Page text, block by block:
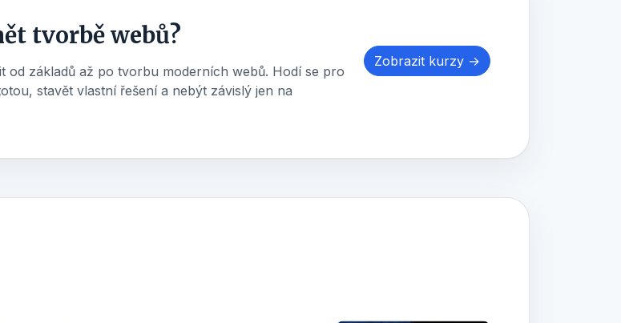
tvorbě webů?
od základů až po tvorbu moderních webů. Hodí se pro
stavět vlastní řešení a nebýt závislý jen na
Zobrazit kurzy →